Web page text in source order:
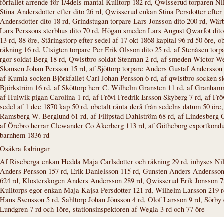
förfallet arrende för 1/4dels mantal Kulltorp 182 rd, Qwisserud torparen
Stina Andersdotter efter dito 26 rd, Qwisserud enkan Stina Persdotter
Andersdotter dito 18 rd, Grindstugan torpare Lars Jonsson dito 200 rd,
Lars Perssons sterbhus dito 70 rd, Högan smeden Lars August Qwarfot
13 rd, 88 öre, Stäringstorp efter sedel af 17 okt 1868 kapital 96 rd 50 öre,
räkning 16 rd, Utsigten torpare Per Erik Olsson dito 25 rd, af Stenåsen
rgor soldat Berg 18 rd, Qwistbro soldat Stenman 2 rd, af smeden Wictor
Skansen Johan Persson 15 rd, af Sjöttorp torpare Anders Gustaf
af Kumla socken Björkfallet Carl Johan Persson 6 rd, af qwistbro socken
Björkström 16 rd, af Sköttorp herr C. Wilhelm Gransten 11 rd, af
af Hulwik pigan Carolina 1 rd, af Frövi Fredrik Ersson Skyberg 7 rd, af
sedel af 1 dec 1870 kap 50 rd, obetalt ränta derå från sedelns datum 50
Ramsberg W. Berglund 61 rd, af Filipstad Dahlström 68 rd, af
af Örebro herrar Clewander Co Åkerberg 113 rd, af Götheborg
barnhem 1836 rd
Osäkra fodringar
Af Riseberga enkan Hedda Maja Carlsdotter och räkning 29 rd, inhyses
Anders Persson 157 rd, Erik Danielsson 115 rd, Gunsten Anders
624 rd, Klosterskogen Anders Andersson 289 rd, Qwisserud Erik
Kulltorps egor enkan Maja Kajsa Persdotter 121 rd, Wilhelm Larsson
Hans Svensson 5 rd, Sahltorp Johan Jönsson 4 rd, Olof Larsson 9 rd,
Lundgren 7 rd och 1öre, stationsinspektoren af Wegla 3 rd och 77 öre